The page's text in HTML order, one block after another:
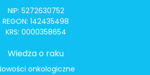
NIP: 5272630752
REGON: 142435498
KRS: 0000358654
Wiedza o raku
onkologiczne